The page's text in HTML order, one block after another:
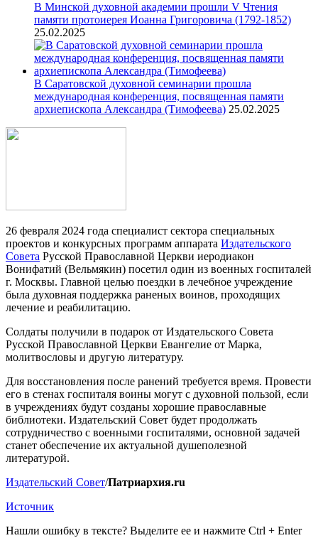
В Минской духовной академии прошли V Чтения
памяти протоиерея Иоанна Григоровича (1792-1852)
25.02.2025
В Саратовской духовной семинарии прошла
международная конференция, посвященная памяти
архиепископа Александра (Тимофеева) 25.02.2025
26 февраля 2024 года специалист сектора специальных
проектов и конкурсных программ аппарата Издательского
Совета Русской Православной Церкви иеродиакон
Вонифатий (Вельмякин) посетил один из военных госпиталей
г. Москвы. Главной целью поездки в лечебное учреждение
была духовная поддержка раненых воинов, проходящих
лечение и реабилитацию.
Солдаты получили в подарок от Издательского Совета
Русской Православной Церкви Евангелие от Марка,
молитвословы и другую литературу.
Для восстановления после ранений требуется время. Провести
его в стенах госпиталя воины могут с духовной пользой, если
в учреждениях будут созданы хорошие православные
библиотеки. Издательский Совет будет продолжать
сотрудничество с военными госпиталями, основной задачей
станет обеспечение их актуальной душеполезной
литературой.
Издательский Совет/Патриархия.ru
Источник
Нашли ошибку в тексте? Выделите ее и нажмите Ctrl + Enter